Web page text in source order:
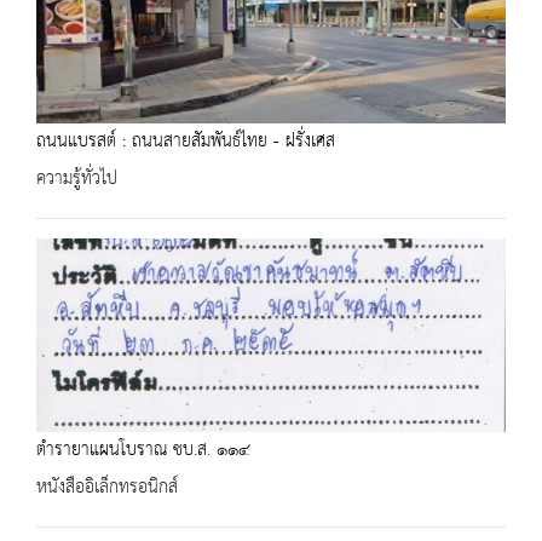
ถนนแบรสต์ : ถนนสายสัมพันธ์ไทย - ฝรั่งเศส
ความรู้ทั่วไป
ตำรายาแผนโบราณ ชบ.ส. ๑๑๔
หนังสืออิเล็กทรอนิกส์